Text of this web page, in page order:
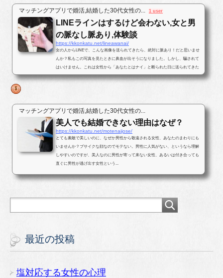
マッチングアプリで婚活,結婚した30代女性の... 1 user
LINEラインはするけど会わない,女と男
の脈なし脈あり,体験談
https://kkonkatu.net/lineawanai/
女の人からLINEで、こんな画像を送られてきたら、絶対に脈あり！だと思いませ
んか？私もこの写真を見たときに鼻血が出そうになりました。しかし、騙されて
はいけません。これは女性から「あなたとはナイ」と断られた日に送られてきた
写真です。最後まで結末を読んで...
マッチングアプリで婚活,結婚した30代女性の...
美人でも結婚できない理由はなぜ？
https://kkonkatu.net/motenaijose/
とても素敵で美しいのに、なぜか男性から敬遠される女性、あなたのまわりにも
いませんか？ブサイクな顔なのでモテない。男性に人気がない、というなら理解
しやすいのですが、美人なのに男性が寄って来ない女性、あるいは付き合っても
直ぐに男性が逃げ出す女性という...
最近の投稿
塩対応する女性の心理